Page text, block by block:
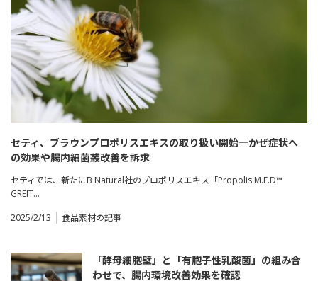
セティ、ブラウンプロポリスエキスの取り扱い開始―かぜ症状へ
の効果や腸内細菌叢改善を訴求
セティでは、新たにB Natural社のプロポリスエキス「Propolis M.E.D™
GREIT…
2025/2/13
食品素材の記事
「酵母細胞壁」と「有胞子性乳酸菌」の組み合
わせで、腸内環境改善効果を確認